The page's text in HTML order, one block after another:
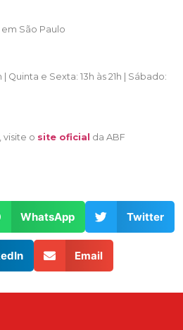
São Paulo
| Quinta e Sexta: 13h às 21h | Sábado:
visite o site oficial da ABF
WhatsApp Twitter
Email